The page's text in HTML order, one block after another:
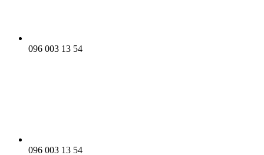
096 003 13 54
096 003 13 54